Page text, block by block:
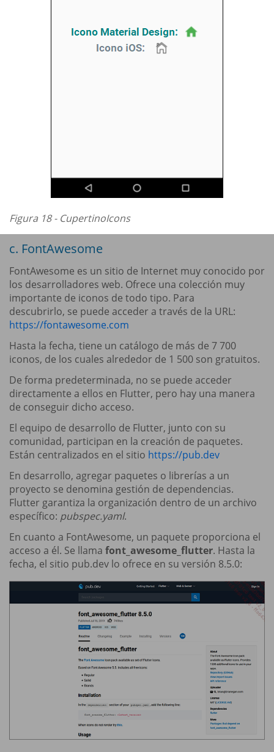
Figura 18 - CupertinoIcons
c. FontAwesome
FontAwesome es un sitio de Internet muy conocido por
los desarrolladores web. Ofrece una colección muy
importante de iconos de todo tipo. Para
descubrirlo, se puede acceder a través de la URL:
https://fontawesome.com
Hasta la fecha, tiene un catálogo de más de 7 700
iconos, de los cuales alrededor de 1 500 son gratuitos.
De forma predeterminada, no se puede acceder
directamente a ellos en Flutter, pero hay una manera
de conseguir dicho acceso.
El equipo de desarrollo de Flutter, junto con su
comunidad, participan en la creación de paquetes.
Están centralizados en el sitio https://pub.dev
En desarrollo, agregar paquetes o librerías a un
proyecto se denomina gestión de dependencias.
Flutter garantiza la organización dentro de un archivo
específico: pubspec.yaml.
En cuanto a FontAwesome, un paquete proporciona el
acceso a él. Se llama font_awesome_flutter. Hasta la
fecha, el sitio pub.dev lo ofrece en su versión 8.5.0: